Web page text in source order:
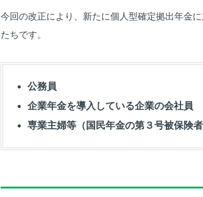
今回の改正により、新たに個人型確定拠出年金
たちです。
公務員
企業年金を導入している企業の会社員
専業主婦等（国民年金の第３号被保険者